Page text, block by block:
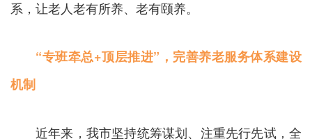
系，让老人老有所养、老有颐养。
“专班牵总+顶层推进”，完善养老服务体系建设
机制
近年来，我市坚持统筹谋划、注重先行先试，全